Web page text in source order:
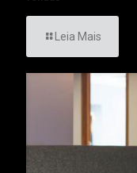
Leia Mais